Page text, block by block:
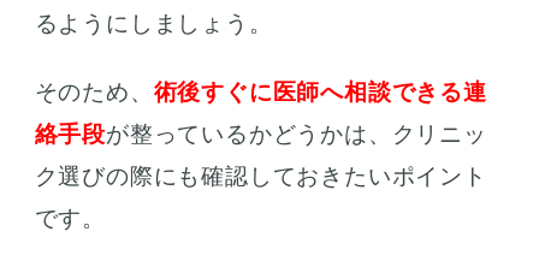
るようにしましょう。
そのため、 術後すぐに医師へ相談できる連
絡手段が整っているかどうかは、クリニッ
ク選びの際にも確認しておきたいポイント
です。